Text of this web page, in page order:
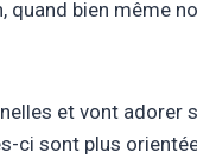
quand bien même
et vont adorer
ci sont plus